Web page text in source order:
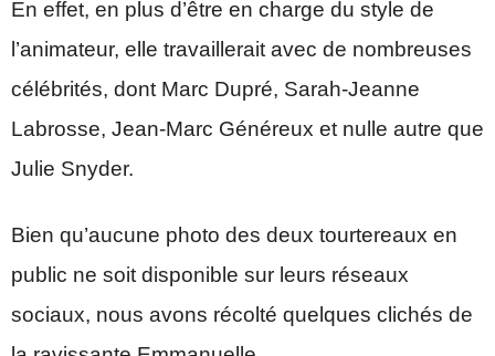
En effet, en plus d’être en charge du style de
l’animateur, elle travaillerait avec de nombreuses
célébrités, dont Marc Dupré, Sarah-Jeanne
Labrosse, Jean-Marc Généreux et nulle autre que
Julie Snyder.
Bien qu’aucune photo des deux tourtereaux en
public ne soit disponible sur leurs réseaux
sociaux, nous avons récolté quelques clichés de